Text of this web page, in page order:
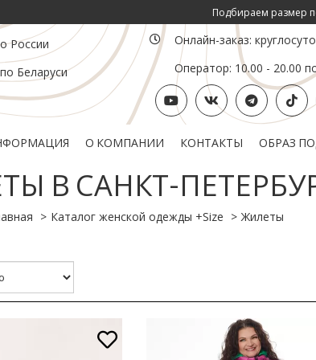
Подбираем размер по Вашим инд.
России
Беларуси
Онлайн-заказ:
Оператор: 10.00 - 20.00
О КОМПАНИИ КОНТАКТЫ ОБРАЗ
В САНКТ-
Каталог женской одежды +Size Жилеты